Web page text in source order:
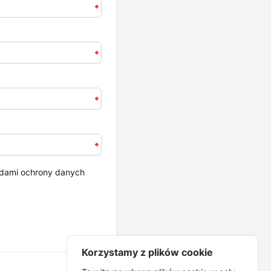
ochrony danych
Korzystamy z plików cookie